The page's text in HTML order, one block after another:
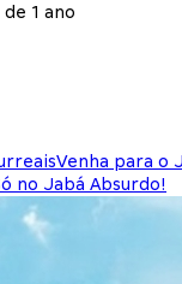
1 ano
Venha para o
no Jabá Absurdo!